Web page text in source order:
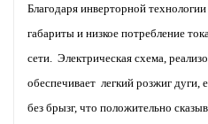
Благодаря инверторной
габариты и низкое потребление
сети. Электрическая схема,
обеспечивает легкий розжиг дуги,
без брызг, что положительно